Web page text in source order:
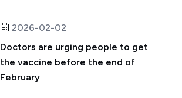
2026-02-02
Doctors are urging people to get
the vaccine before the end of
February